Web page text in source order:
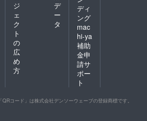
ジ
ェ
ク
ト
の
広
め
方
デ
ー
タ
ディ
ング
mac
hi-ya
補助
金申
請サ
ポー
ト
「QRコード」は株式会社デンソーウェーブの登録商標です。